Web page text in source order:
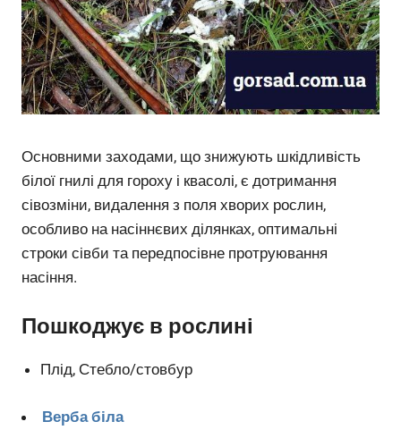
Основними заходами, що знижують шкідливість
білої гнилі для гороху і квасолі, є дотримання
сівозміни, видалення з поля хворих рослин,
особливо на насіннєвих ділянках, оптимальні
строки сівби та передпосівне протруювання
насіння.
Пошкоджує в рослині
Плід, Стебло/стовбур
Верба біла